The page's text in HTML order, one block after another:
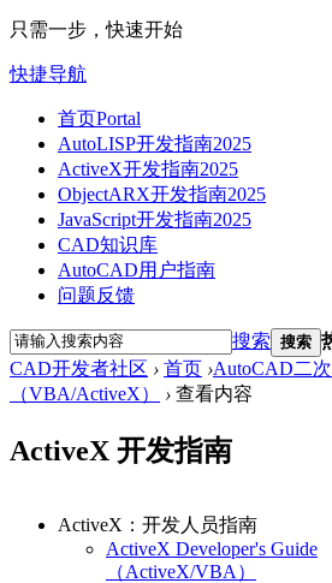
只需一步，快速开始
快捷导航
首页Portal
AutoLISP开发指南2025
ActiveX开发指南2025
ObjectARX开发指南2025
JavaScript开发指南2025
CAD知识库
AutoCAD用户指南
问题反馈
搜索 搜索
CAD开发者社区 › 首页 ›AutoCAD二
（VBA/ActiveX）
› 查看内容
ActiveX 开发指南
ActiveX：开发人员指南
ActiveX Developer's Guide
（ActiveX/VBA）